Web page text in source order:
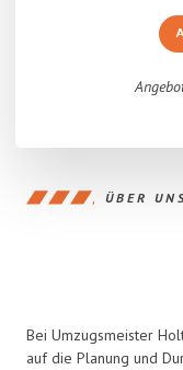
ÜBER
Bei Umzugsmeister
auf die Planung und